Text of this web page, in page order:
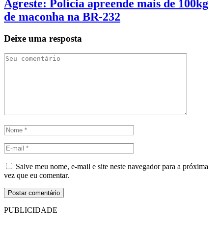
Agreste: Polícia apreende mais de 100kg
de maconha na BR-232
Deixe uma resposta
Salve meu nome, e-mail e site neste navegador para a próxima
vez que eu comentar.
PUBLICIDADE